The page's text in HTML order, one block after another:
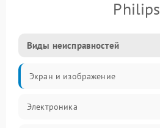
Philips
Виды неисправностей
Экран и изображение
Электроника